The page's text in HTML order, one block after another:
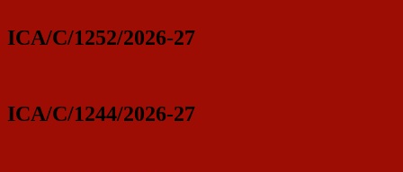
ICA/C/1252/2026-27
ICA/C/1244/2026-27